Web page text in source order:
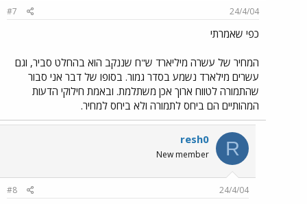
24/4/04
#7
כפי שאמרתי
המחיר של עשרה מיליארד ש"ח שננקב הוא בהחלט סביר, וגם
עשרים מילארד נשמע בסדר גמור. בסופו של דבר אני סבור
שהתמורה לטווח ארוך אכן משתלמת. ובאמת חילוקי הדעות
המהותיים הם ביחס לתמורה ולא ביחס למחיר.
R
resh0
New member
24/4/04
#8